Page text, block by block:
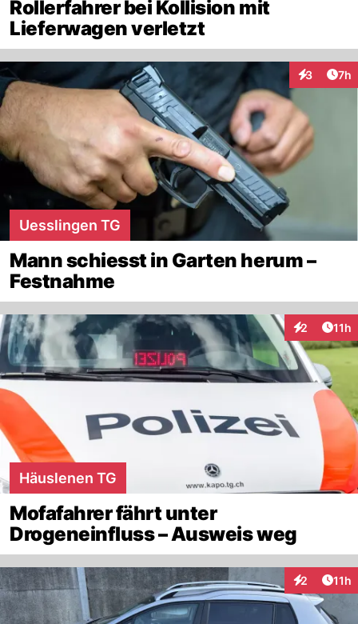
Rollerfahrer bei Kollision mit
Lieferwagen verletzt
3 7h
Uesslingen TG
Mann schiesst in Garten herum –
Festnahme
2 11h
Häuslenen TG
Mofafahrer fährt unter
Drogeneinfluss – Ausweis weg
2 11h